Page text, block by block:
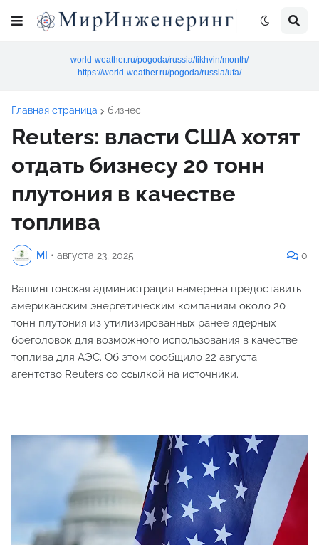
world-weather.ru/pogoda/russia/tikhvin/month/
https://world-weather.ru/pogoda/russia/ufa/
Главная страница бизнес
Reuters: власти США хотят
отдать бизнесу 20 тонн
плутония в качестве
топлива
MI • августа 23, 2025 0
Вашингтонская администрация намерена предоставить
американским энергетическим компаниям около 20
тонн плутония из утилизированных ранее ядерных
боеголовок для возможного использования в качестве
топлива для АЭС. Об этом сообщило 22 августа
агентство Reuters со ссылкой на источники.